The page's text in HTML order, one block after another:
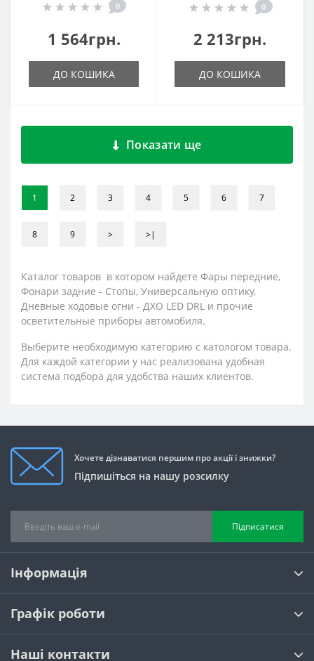
0
1 564грн.
ДО КОШИКА
0
2 213грн.
ДО КОШИКА
Показати ще
1 2 3 4 5 6 7
8 9 > >|
Каталог товаров в котором найдете Фары передние,
Фонари задние - Стопы, Универсальную оптику,
Дневные ходовые огни - ДХО LED DRL и прочие
осветительные приборы автомобиля.
Выберите необходимую категорию с катологом товара.
Для каждой категории у нас реализована удобная
система подбора для удобства наших клиентов.
Хочете дізнаватися першим про акції і знижки?
Підпишіться на нашу розсилку
Підписатися
Інформація
Графік роботи
Наші контакти